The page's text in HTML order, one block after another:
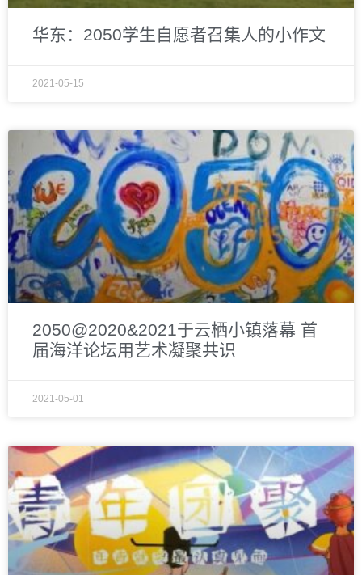
华东：2050学生自愿者召集人的小作文
2021-05-15
2050@2020&2021于云栖小镇落幕 首
届海洋论坛用艺术凝聚共识
2021-05-01